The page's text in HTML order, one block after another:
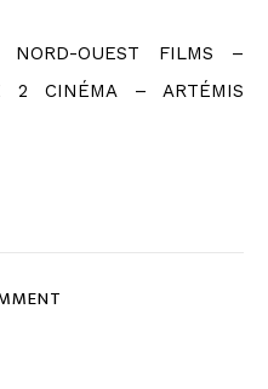
OUEST FILMS –
2 CINÉMA – ARTÉMIS